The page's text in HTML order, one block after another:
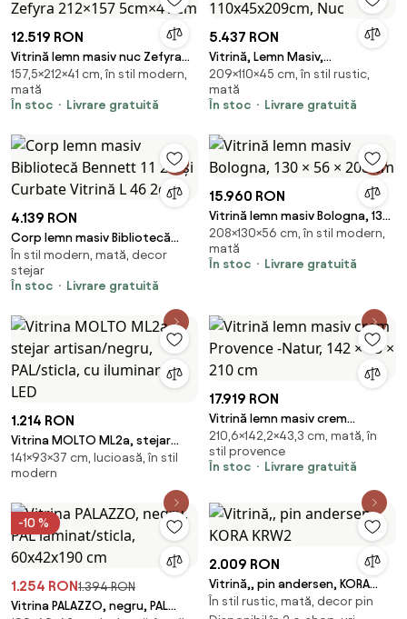
12.519 RON
Vitrină lemn masiv nuc Zefyra
212×157 5cm×41 cm
157,5×212×41 cm, în stil modern,
mată
În stoc
Livrare gratuită
5.437 RON
Vitrină, Lemn Masiv,
110x45x209cm, Nuc
209×110×45 cm, în stil rustic,
mată
În stoc
Livrare gratuită
4.139 RON
Corp lemn masiv Bibliotecă
Bennett 11 2 Uși Curbate Vitrină
L 46 2cm
În stil modern, mată, decor
stejar
În stoc
Livrare gratuită
15.960 RON
Vitrină lemn masiv Bologna, 130
× 56 × 208 cm
208×130×56 cm, în stil modern,
mată
În stoc
Livrare gratuită
1.214 RON
Vitrina MOLTO ML2a, stejar
artisan/negru, PAL/sticla, cu
iluminare LED
141×93×37 cm, lucioasă, în stil
modern
17.919 RON
Vitrină lemn masiv crem
Provence -Natur, 142 × 43 × 210
cm
210,6×142,2×43,3 cm, mată, în
stil provence
În stoc
Livrare gratuită
-10 %
1.254 RON1.394 RON
Vitrina PALAZZO, negru, PAL
2.009 RON
Vitrină,, pin andersen, KORA
KRW2
În stil rustic, mată, decor pin